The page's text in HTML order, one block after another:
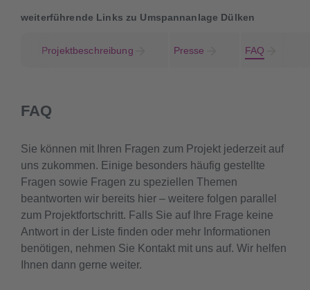
weiterführende Links zu Umspannanlage Dülken
Projektbeschreibung Presse FAQ
FAQ
Sie können mit Ihren Fragen zum Projekt jederzeit auf
uns zukommen. Einige besonders häufig gestellte
Fragen sowie Fragen zu speziellen Themen
beantworten wir bereits hier – weitere folgen parallel
zum Projektfortschritt. Falls Sie auf Ihre Frage keine
Antwort in der Liste finden oder mehr Informationen
benötigen, nehmen Sie Kontakt mit uns auf. Wir helfen
Ihnen dann gerne weiter.